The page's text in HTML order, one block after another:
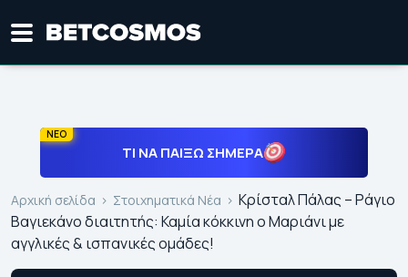
ΝΕΟ
ΤΙ ΝΑ ΠΑΊΞΩ ΣΉΜΕΡΑ
Αρχική σελίδα Στοιχηματικά Νέα
Κρίσταλ Πάλας – Ράγιο
Βαγιεκάνο διαιτητής: Καμία κόκκινη ο Μαριάνι με
αγγλικές & ισπανικές ομάδες!